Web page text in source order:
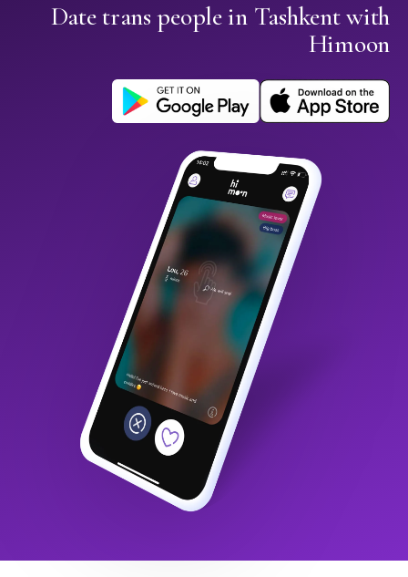
Date trans people in Tashkent with
Himoon